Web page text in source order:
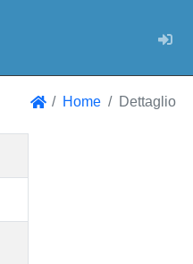
Home Dettaglio